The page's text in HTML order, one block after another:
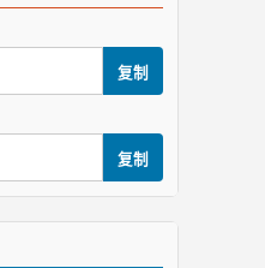
复制
复制